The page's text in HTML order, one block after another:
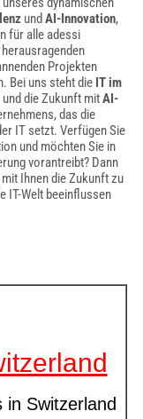
und AI-Innovation,
für alle adessi
Projekten
Bei uns steht die IT im
die Zukunft mitAI-
das die
IT setzt. Verfügen Sie
und möchten Sie in
vorantreibt? Dann
Ihnen die Zukunft zu
IT-Welt beeinflussen